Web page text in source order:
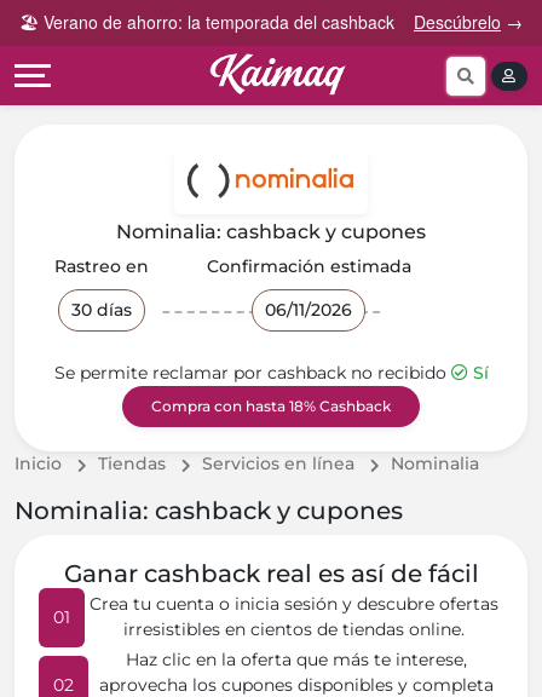
🏖️ Verano de ahorro: la temporada del cashback Descúbrelo →
Categorías
por
categoría
Gana
más
y
Guía
rápida
funciona
Contáctanos
Nominalia: cashback y cupones
Rastreo en
30 días
Confirmación estimada
06/11/2026
Se permite reclamar por cashback no recibido Sí
Compra con hasta 18% Cashback
Inicio Tiendas Servicios en línea Nominalia
Nominalia: cashback y cupones
Ganar cashback real es así de fácil
01
Crea tu cuenta o inicia sesión y descubre ofertas
irresistibles en cientos de tiendas online.
02
Haz clic en la oferta que más te interese,
aprovecha los cupones disponibles y completa